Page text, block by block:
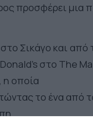
προσφέρει μια
Σικάγο και από
στο The
η οποία
το ένα από